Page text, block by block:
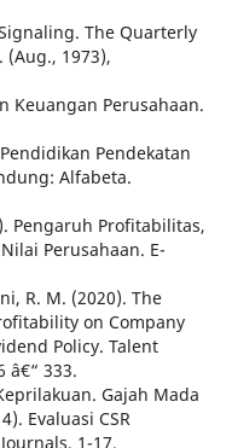
The Quarterly
(Aug., 1973),
Keuangan Perusahaan.
Pendekatan
Alfabeta.
Pengaruh Profitabilitas,
Perusahaan. E-
R. M. (2020). The
on Company
Policy. Talent
â€“ 333.
Gajah Mada
Evaluasi CSR
1-17.